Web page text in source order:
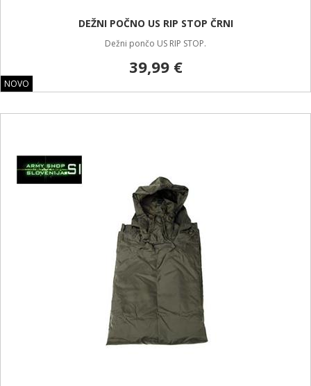
NOVO
DEŽNI POČNO US RIP STOP ČRNI
Dežni pončo US RIP STOP.
39,99 €